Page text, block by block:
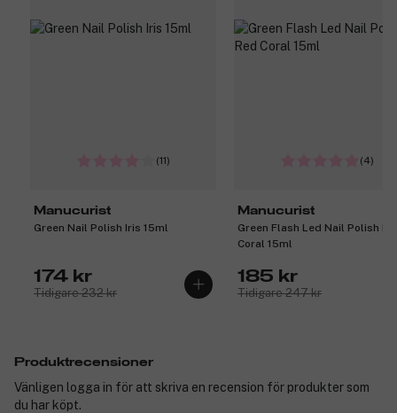
(11)
Manucurist
Green Nail Polish Iris 15ml
174 kr
Tidigare 232 kr
(4)
Manucurist
Green Flash Led Nail Polish
Coral 15ml
185 kr
Tidigare 247 kr
Produktrecensioner
Vänligen logga in för att skriva en recension för produkter som
du har köpt.